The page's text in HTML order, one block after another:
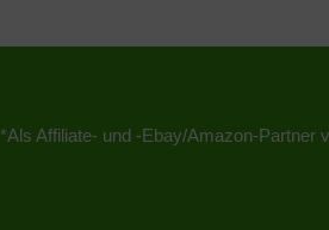
*Als Affiliate- und -Ebay/Amazon-Partner